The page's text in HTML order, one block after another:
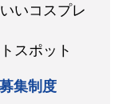
いコスプレ
スポット
集制度